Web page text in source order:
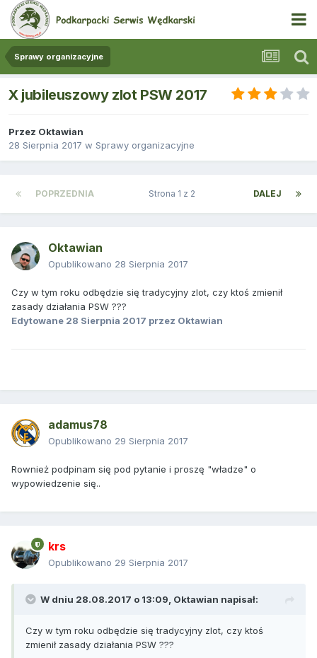
Sprawy organizacyjne
X jubileuszowy zlot PSW 2017
Przez Oktawian
28 Sierpnia 2017 w Sprawy organizacyjne
POPRZEDNIA DALEJ
Strona 1 z 2
Oktawian
Opublikowano 28 Sierpnia 2017
Czy w tym roku odbędzie się tradycyjny zlot, czy ktoś zmienił
zasady działania PSW ???
Edytowane 28 Sierpnia 2017 przez Oktawian
adamus78
Opublikowano 29 Sierpnia 2017
Rownież podpinam się pod pytanie i proszę "władze" o
wypowiedzenie się..
krs
Opublikowano 29 Sierpnia 2017
W dniu 28.08.2017 o 13:09, Oktawian napisał:
Czy w tym roku odbędzie się tradycyjny zlot, czy ktoś
zmienił zasady działania PSW ???